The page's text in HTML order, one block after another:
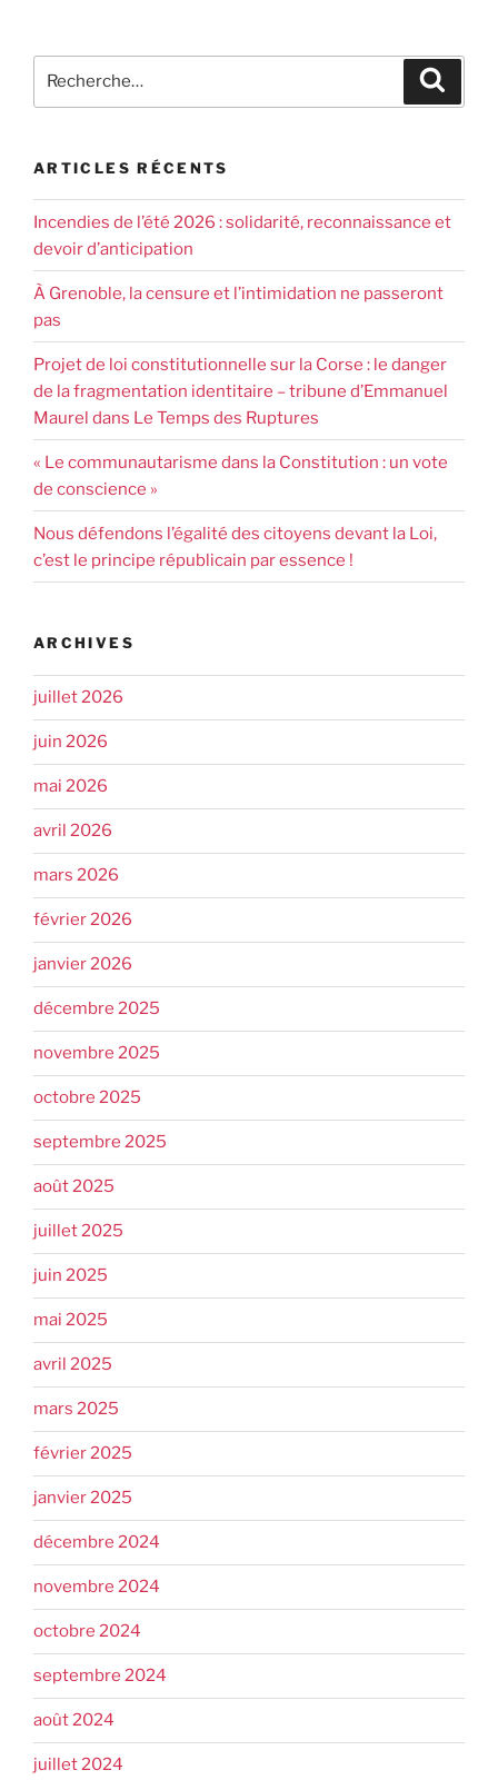
ARTICLES RÉCENTS
Incendies de l’été 2026 : solidarité, reconnaissance et
devoir d’anticipation
À Grenoble, la censure et l’intimidation ne passeront
pas
Projet de loi constitutionnelle sur la Corse : le danger
de la fragmentation identitaire – tribune d’Emmanuel
Maurel dans Le Temps des Ruptures
« Le communautarisme dans la Constitution : un vote
de conscience »
Nous défendons l’égalité des citoyens devant la Loi,
c’est le principe républicain par essence !
ARCHIVES
juillet 2026
juin 2026
mai 2026
avril 2026
mars 2026
février 2026
janvier 2026
décembre 2025
novembre 2025
octobre 2025
septembre 2025
août 2025
juillet 2025
juin 2025
mai 2025
avril 2025
mars 2025
février 2025
janvier 2025
décembre 2024
novembre 2024
octobre 2024
septembre 2024
août 2024
juillet 2024